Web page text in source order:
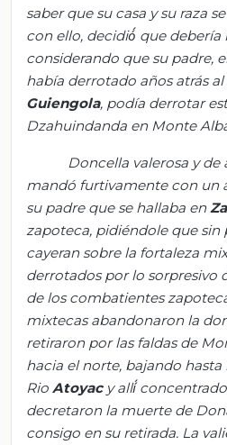
saber que su casa y su raza
con ello, decidió ́ que debería
considerando que su padre,
había derrotado años atrásal
Guiengola, podía derrotar
Dzahuindanda en Monte
Doncella valerosa y de
mandó furtivamente con un
su padre que se hallaba en
zapoteca, pidiéndoleque sin
cayeran sobre la fortaleza
derrotados por lo sorpresivo
de los combatientes
mixtecas abandonaron la
retiraron por las faldas de
hacia el norte, bajando
Rio Atoyacyallí
decretaron la muerte de
consigo en su retirada. La